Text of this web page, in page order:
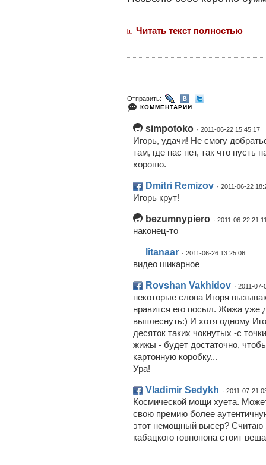
Читать текст полностью
Отправить:
КОММЕНТАРИИ
simpotoko · 2011-06-22 15:45:17
Игорь, удачи! Не смогу
там, где нас нет, так что
хорошо.
Dmitri Remizov · 2011-06-22
Игорь крут!
bezumnypiero · 2011-06-22
наконец-то
litanaar · 2011-06-26 13:25:06
видео шикарное
Rovshan Vakhidov · 2011-07-
некоторые слова Игоря
нравится его посыл. Жижа уже
выплеснуть:) И хотя одному
десяток таких чокнутых -с
жижы - будет достаточно,
картонную коробку...
Ура!
Vladimir Sedykh · 2011-07-21
Космической мощи хуета.
свою премию более
этот немощный высер? Считаю
кабацкого говнопопа стоит